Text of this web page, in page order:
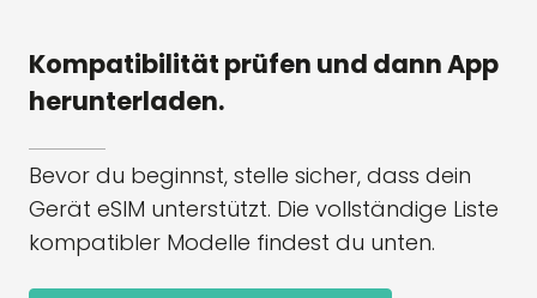
Kompatibilität prüfen und dann App
herunterladen.
Bevor du beginnst, stelle sicher, dass dein
Gerät eSIM unterstützt. Die vollständige Liste
kompatibler Modelle findest du unten.